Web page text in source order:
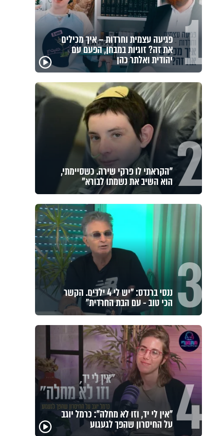
1 פגיעה עצמית וחרדות – איך מכילים
את זה? זוגיות במבחן, הפעם עם
יהודית ואלתר כהן
2 "הקראתי לו פרקי שירה. כשסיימתי,
הוא השיב את נשמתו לבורא"
3 ננסי ברנדס: "יש לי 4 ילדים. הקשר
הכי טוב - עם הבת החרדית"
4 "אין לי יד, וזו לא מחלה": כרמל יוגב
על החיסרון שהפך לגעגוע